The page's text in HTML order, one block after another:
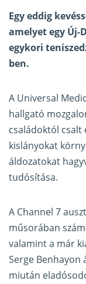
Egy eddig
amelyet egy Új-
egykori
ben.
A Universal
hallgató
családoktól csalt
kislányokat
áldozatokat
tudósítása.
A Channel 7
műsorában
valamint a már
Serge Benhayon
miután